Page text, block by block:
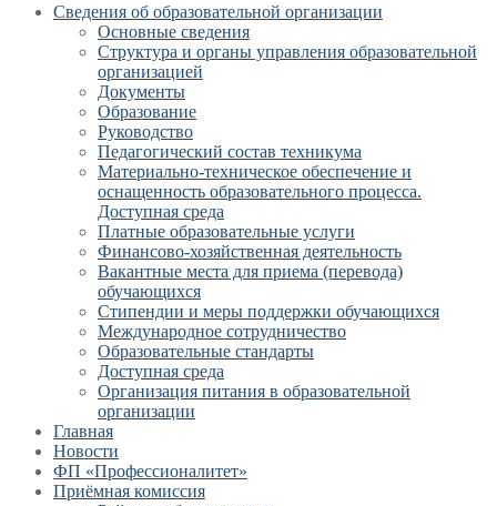
Сведения об образовательной организации
Основные сведения
Структура и органы управления образовательной
организацией
Документы
Образование
Руководство
Педагогический состав техникума
Материально-техническое обеспечение и
оснащенность образовательного процесса.
Доступная среда
Платные образовательные услуги
Финансово-хозяйственная деятельность
Вакантные места для приема (перевода)
обучающихся
Стипендии и меры поддержки обучающихся
Международное сотрудничество
Образовательные стандарты
Доступная среда
Организация питания в образовательной
организации
Главная
Новости
ФП «Профессионалитет»
Приёмная комиссия